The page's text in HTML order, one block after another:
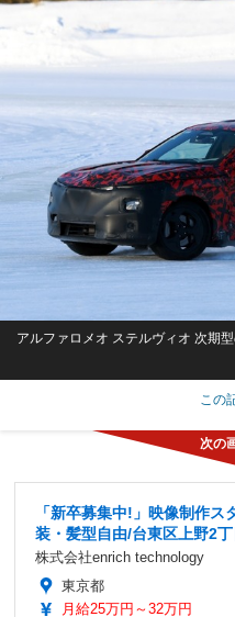
アルファロメオ ステルヴィオ 次期
この
「新卒募集中!」映像制作
装・髪型自由/台東区上野2丁
株式会社enrich technology
東京都
月給25万円～32万円